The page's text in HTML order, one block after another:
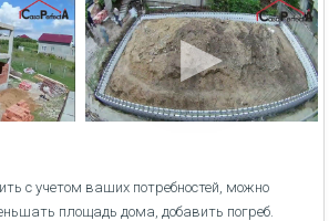
с учетом ваших потребностей, можно
площадь дома, добавить погреб.